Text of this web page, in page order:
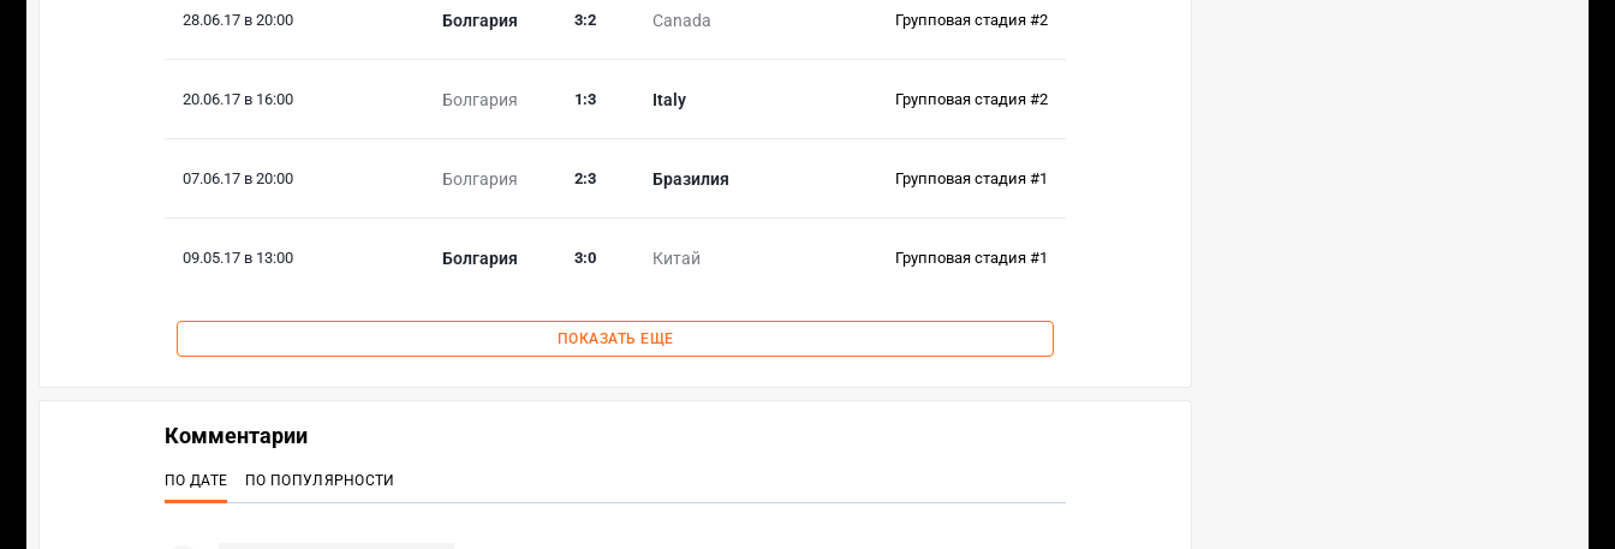
28.06.17 в 20:00 Болгария Canada
3:2 Групповая стадия #2
20.06.17 в 16:00 Болгария Italy
1 :3 Групповая стадия #2
07.06.17 в 20:00 Болгария Бразилия
2:3 Групповая стадия #1
09.05.17 в 13:00 Болгария Китай
3:0 Групповая стадия #1
ПОКАЗАТЬ ЕЩЕ
Комментарии
ПО ДАТЕ ПО ПОПУЛЯРНОСТИ